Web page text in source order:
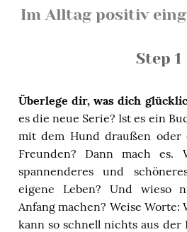
Im Alltag positiv
Step 1
Überlege dir, was dich
es die neue Serie? Ist es ein
mit dem Hund draußen oder
Freunden? Dann mach es.
spannenderes und
eigene Leben? Und wieso
Anfang machen? Weise
kann so schnell nichts aus der